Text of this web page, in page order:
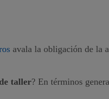
avala la obligación de la
taller? En términos